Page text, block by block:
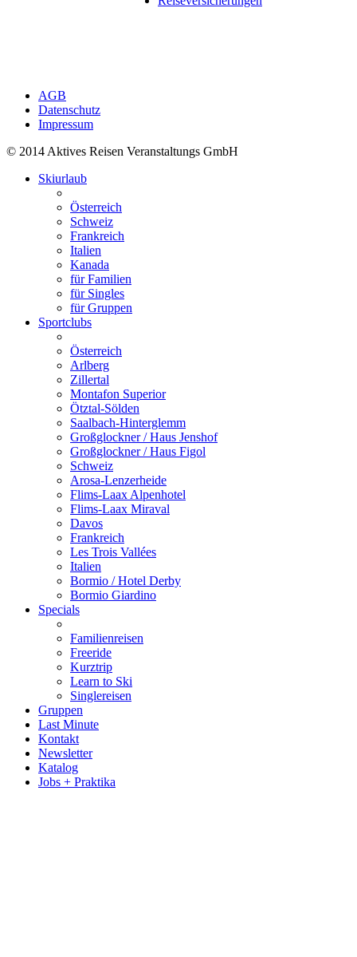
AGB
Datenschutz
Impressum
© 2014 Aktives Reisen Veranstaltungs GmbH
Skiurlaub
Österreich
Schweiz
Frankreich
Italien
Kanada
für Familien
für Singles
für Gruppen
Sportclubs
Österreich
Arlberg
Zillertal
Montafon Superior
Ötztal-Sölden
Saalbach-Hinterglemm
Großglockner / Haus Jenshof
Großglockner / Haus Figol
Schweiz
Arosa-Lenzerheide
Flims-Laax Alpenhotel
Flims-Laax Miraval
Davos
Frankreich
Les Trois Vallées
Italien
Bormio / Hotel Derby
Bormio Giardino
Specials
Familienreisen
Freeride
Kurztrip
Learn to Ski
Singlereisen
Gruppen
Last Minute
Kontakt
Newsletter
Katalog
Jobs + Praktika